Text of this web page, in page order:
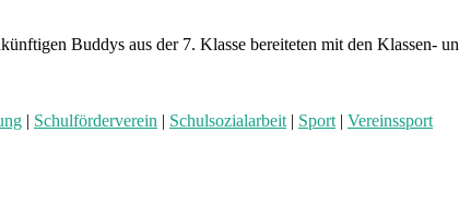
Buddys aus der 7. Klasse bereiteten mit den Klassen-
| Schulförderverein | Schulsozialarbeit | Sport | Vereinssport